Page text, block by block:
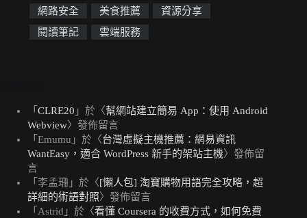
網路安全
美食推薦
資源分享
閱讀筆記
雲端服務
「 CLRE20 」於〈幫網站建立簡易 App：使用 Android
Webview〉發佈留言
「 Emumu 」於〈台灣虛擬主機推薦：網易資訊
WantEasy，適合 WordPress 新手的架站主機〉發佈留
言
「 李孟珊 」於〈[懶人包] 淘寶購物用語完全攻略，超
詳細的術語對照〉發佈留言
「 Astrid 」於〈看懂 Coursera 的收費方式，如何免費